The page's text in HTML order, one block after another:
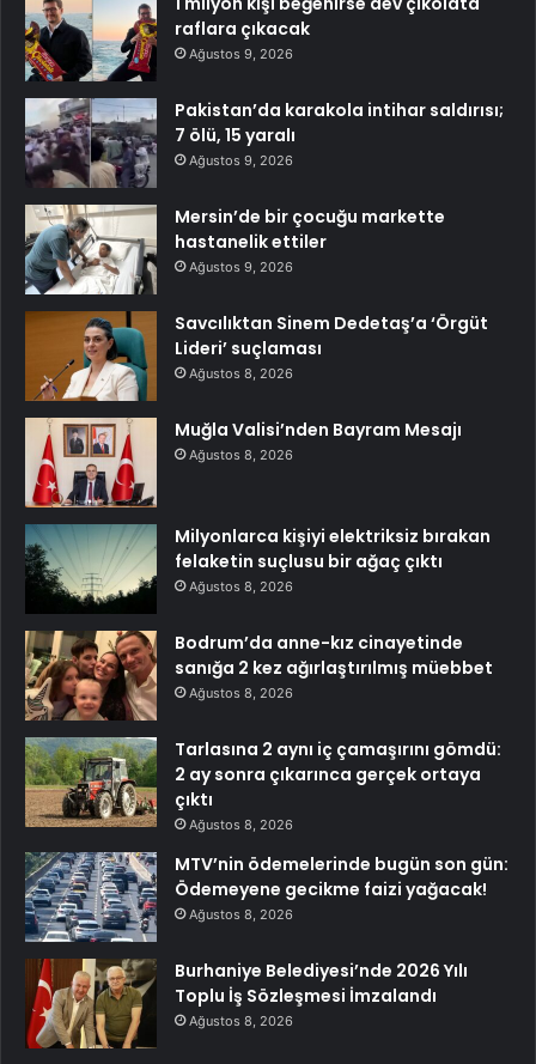
raflara çıkacak
Ağustos 9, 2026
Pakistan’da karakola intihar saldırısı;
7 ölü, 15 yaralı
Ağustos 9, 2026
Mersin’de bir çocuğu markette
hastanelik ettiler
Ağustos 9, 2026
Savcılıktan Sinem Dedetaş’a ‘Örgüt
Lideri’ suçlaması
Ağustos 8, 2026
Muğla Valisi’nden Bayram Mesajı
Ağustos 8, 2026
Milyonlarca kişiyi elektriksiz bırakan
felaketin suçlusu bir ağaç çıktı
Ağustos 8, 2026
Bodrum’da anne-kız cinayetinde
sanığa 2 kez ağırlaştırılmış müebbet
Ağustos 8, 2026
Tarlasına 2 aynı iç çamaşırını gömdü:
2 ay sonra çıkarınca gerçek ortaya
çıktı
Ağustos 8, 2026
MTV’nin ödemelerinde bugün son gün:
Ödemeyene gecikme faizi yağacak!
Ağustos 8, 2026
Burhaniye Belediyesi’nde 2026 Yılı
Toplu İş Sözleşmesi İmzalandı
Ağustos 8, 2026